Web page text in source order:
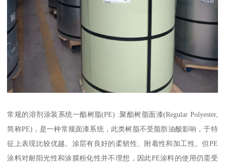
常规的溶剂涂装系统一酯树脂(PE) :聚酯树脂面漆(Regular Polyester,
简称PE)，是一种常规面漆系统，此类树脂不受脂肪油酸影响，于特
征上表现比较优越。涂层有良好的柔韧性、附着性和加工性。但PE
涂料对耐阳光性和涂膜粉化性并不理想，因此PE涂料的使用仍需受